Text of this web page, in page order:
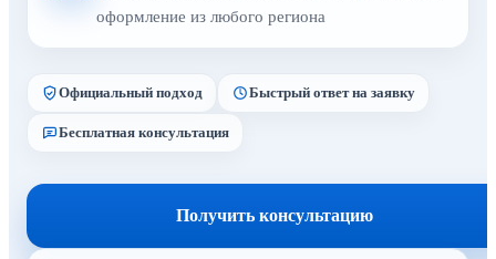
оформление из любого региона
Официальный подход Быстрый ответ на заявку
Бесплатная консультация
Получить консультацию